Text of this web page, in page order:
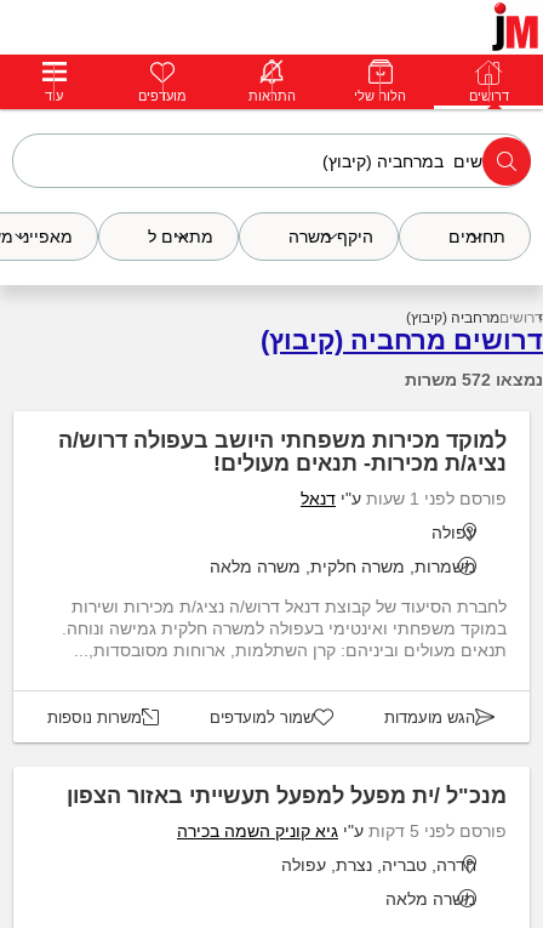
דרושים פרופילים הודעות פרימיום דרושים הלוח שלי התראות מועדפים עוד
תחומים היקף משרה מתאים ל מאפייני
דרושיםמרחביה (קיבוץ)
דרושים מרחביה (קיבוץ)
נמצאו 572 משרות
למוקד מכירות משפחתי היושב בעפולה דרוש/ה
נציג/ת מכירות- תנאים מעולים!
פורסם לפני 1 שעות ע"י דנאל
עפולה
משמרות, משרה חלקית, משרה מלאה
לחברת הסיעוד של קבוצת דנאל דרוש/ה נציג/ת מכירות ושירות
במוקד משפחתי ואינטימי בעפולה למשרה חלקית גמישה ונוחה.
תנאים מעולים וביניהם: קרן השתלמות, ארוחות מסובסדות,...
הגש מועמדות שמור למועדפים משרות נוספות
מנכ"ל /ית מפעל למפעל תעשייתי באזור הצפון
פורסם לפני 5 דקות ע"י גיא קוניק השמה בכירה
חדרה, טבריה, נצרת, עפולה
משרה מלאה